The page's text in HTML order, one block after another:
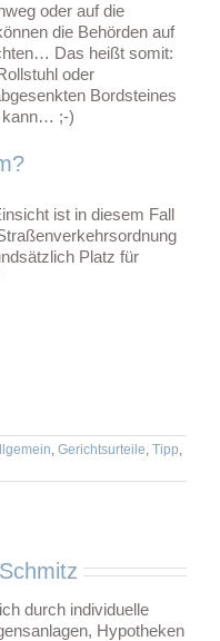
oder auf die
die Behörden auf
Das heißt somit:
oder
Bordsteines
kann… ;-)
ist in diesem Fall
Platz für
, Gerichtsurteile, Tipp,
durch individuelle
Hypotheken